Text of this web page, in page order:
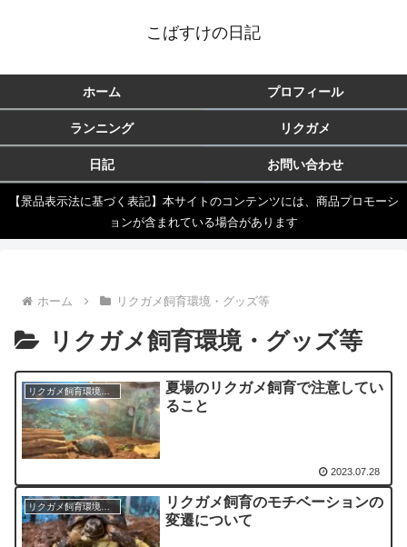
こばすけの日記
ホーム プロフィール
ランニング リクガメ
日記 お問い合わせ
【景品表示法に基づく表記】本サイトのコンテンツには、商品プロモーシ
ョンが含まれている場合があります
ホーム リクガメ飼育環境・グッズ等
リクガメ飼育環境・グッズ等
リクガメ飼育環境・グッズ等
夏場のリクガメ飼育で注意してい
ること
2023.07.28
リクガメ飼育環境・グッズ等
リクガメ飼育のモチベーションの
変遷について